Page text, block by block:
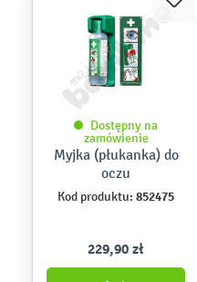
Dostępny na
zamówienie
Myjka (płukanka) do
oczu
Kod produktu: 852475
229,90 zł